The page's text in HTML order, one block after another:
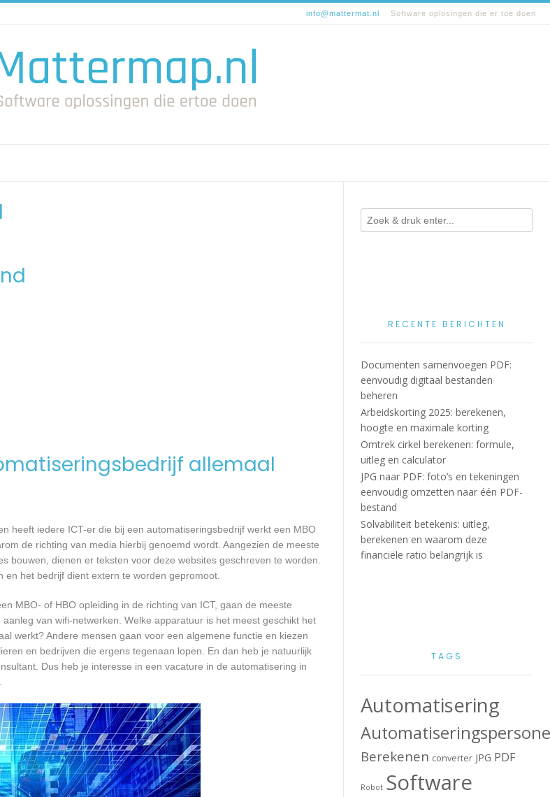
info@mattermat.nl Software oplosingen die er toe doen
allemaal
heeft iedere ICT-er die bij een automatiseringsbedrijf werkt een MBO
de richting van media hierbij genoemd wordt. Aangezien de meeste
bouwen, dienen er teksten voor deze websites geschreven te worden.
het bedrijf dient extern te worden gepromoot.
MBO- of HBO opleiding in de richting van ICT, gaan de meeste
van wifi-netwerken. Welke apparatuur is het meest geschikt het
werkt? Andere mensen gaan voor een algemene functie en kiezen
en bedrijven die ergens tegenaan lopen. En dan heb je natuurlijk
Dus heb je interesse in een vacature in de automatisering in
RECENTE BERICHTEN
Documenten samenvoegen PDF:
eenvoudig digitaal bestanden
beheren
Arbeidskorting 2025: berekenen,
hoogte en maximale korting
Omtrek cirkel berekenen: formule,
uitleg en calculator
JPG naar PDF: foto’s en tekeningen
eenvoudig omzetten naar één PDF-
bestand
Solvabiliteit betekenis: uitleg,
berekenen en waarom deze
financiële ratio belangrijk is
TAGS
Automatisering
Berekenen converter JPG PDF
Robot Software